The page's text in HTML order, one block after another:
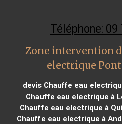
Téléphone: 09
Zone intervention
electrique
devis Chauffe eau
Chauffe eau electrique à
Chauffe eau electrique à
Chauffe eau electrique à